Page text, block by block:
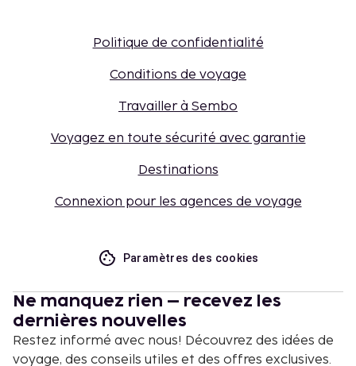
Politique de confidentialité
Conditions de voyage
Travailler à Sembo
Voyagez en toute sécurité avec garantie
Destinations
Connexion pour les agences de voyage
Paramètres des cookies
Ne manquez rien – recevez les
dernières nouvelles
Restez informé avec nous! Découvrez des idées de
voyage, des conseils utiles et des offres exclusives.